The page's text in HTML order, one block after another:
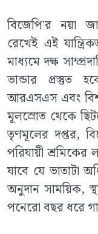
বিজেপি'র নয়া
রেখেই এই
মাধ্যমে দক্ষ
ভান্ডার প্রস্তুত
আরএসএস এবং
মূলস্রোত থেকে
তৃণমূলের দপ্তর,
পরিযায়ী শ্রমিকের
যাবে যে ভাতাটা
অনুদান সাময়িক,
পনেরো বছর ধরে